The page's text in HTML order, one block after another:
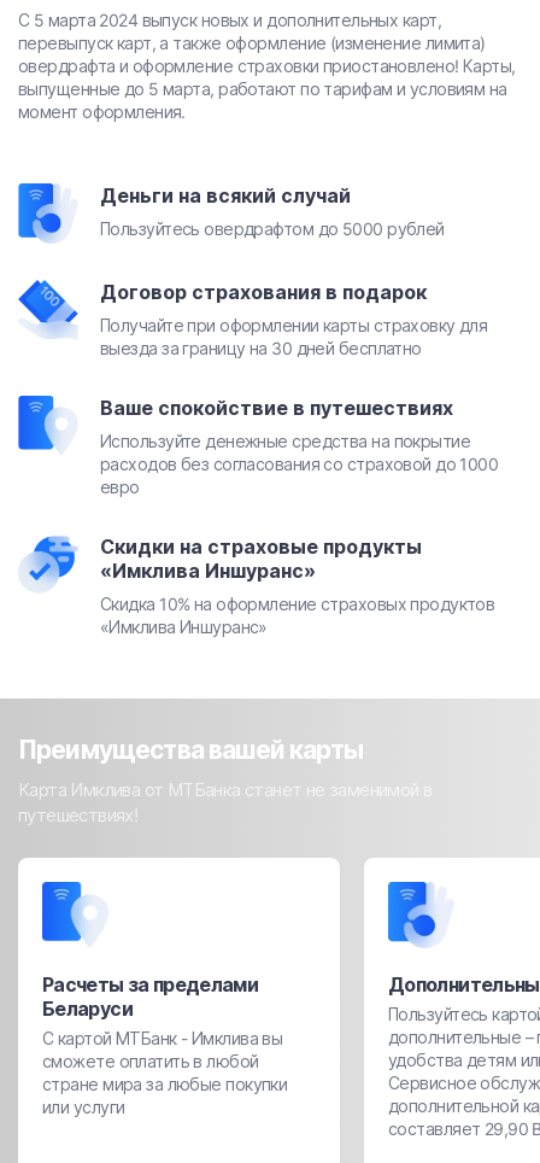
С 5 марта 2024 выпуск новых и дополнительных карт,
перевыпуск карт, а также оформление (изменение лимита)
овердрафта и оформление страховки приостановлено! Карты,
выпущенные до 5 марта, работают по тарифам и условиям на
момент оформления.
Деньги на всякий случай
Пользуйтесь овердрафтом до 5000 рублей
Договор страхования в подарок
Получайте при оформлении карты страховку для
выезда за границу на 30 дней бесплатно
Ваше спокойствие в путешествиях
Используйте денежные средства на покрытие
расходов без согласования со страховой до 1000
евро
Скидки на страховые продукты
«Имклива Иншуранс»
Скидка 10% на оформление страховых продуктов
«Имклива Иншуранс»
Преимущества вашей карты
Карта Имклива от МТБанка станет не заменимой в
путешествиях!
Расчеты за пределами
Беларуси
С картой МТБанк - Имклива вы
сможете оплатить в любой
стране мира за любые покупки
или услуги
Пользуйтесь
дополнительные –
удобства детям
Сервисное
дополнительной
составляет 29,90